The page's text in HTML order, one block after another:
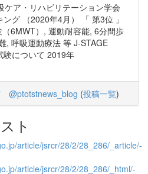
ケア・リハビリテーション学会
グ （2020年4月） 「 第3位 」
6MWT）, 運動耐容能, 6分間歩
, 呼吸運動療法 等 J-STAGE
験について 2019年
@ptotstnews_blog (投稿一覧)
ト
article/jsrcr/28/2/28_286/_article/-
article/jsrcr/28/2/28_286/_html/-